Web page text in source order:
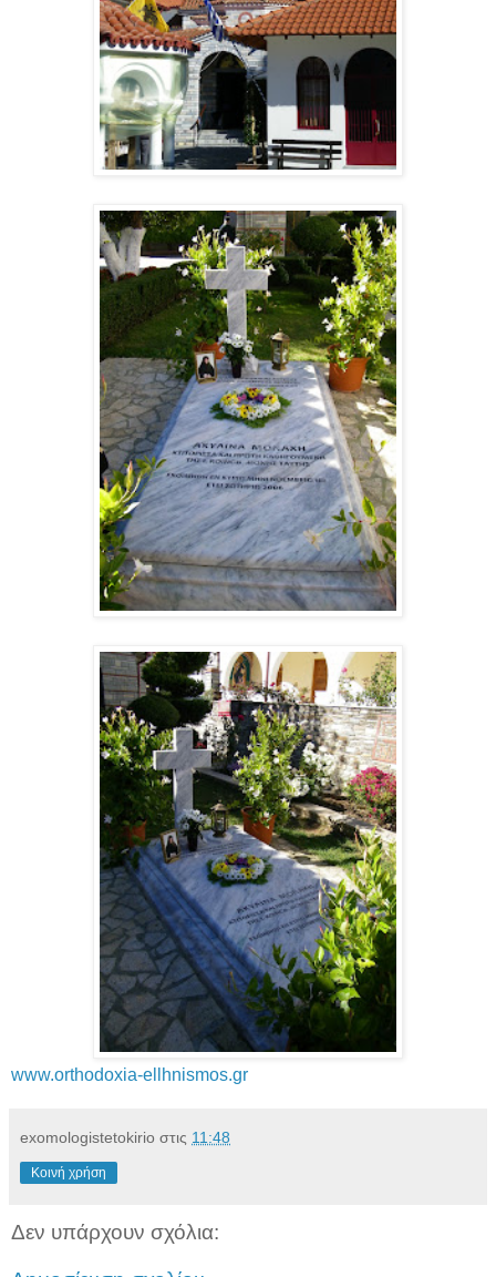
www.orthodoxia-ellhnismos.gr
exomologistetokirio στις 11:48
Κοινή χρήση
Δεν υπάρχουν σχόλια: